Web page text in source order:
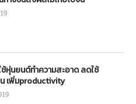
หุ่นยนต์ทำความสะอาด ลดใช้
เพิ่มproductivity